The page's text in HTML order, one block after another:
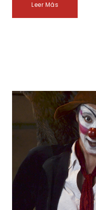
Leer Más